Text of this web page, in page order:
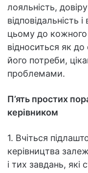
лояльність,
відповідальність
цьому до кожного
відноситься як
його потреби,
проблемами.
П’ять простих
керівником
1. Вчіться
керівництва
і тих завдань,